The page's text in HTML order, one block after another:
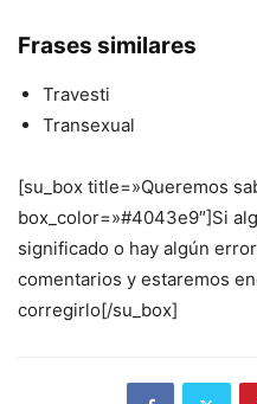
Frases similares
Travesti
Transexual
[su_box title=»Queremos
box_color=»#4043e9″]Si
significado o hay algún
comentarios y estaremos
corregirlo[/su_box]